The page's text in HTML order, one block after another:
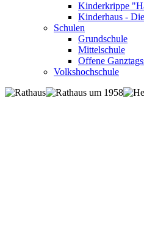
Kinderkrippe
Kinderhaus -
Schulen
Grundschule
Mittelschule
Offene
Volkshochschule